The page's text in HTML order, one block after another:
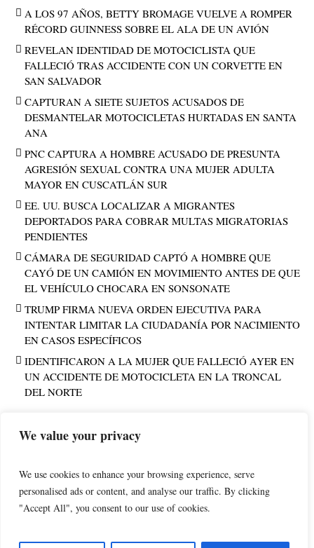
We value your privacy
We use cookies to enhance your browsing experience, serve
personalised ads or content, and analyse our traffic. By clicking
"Accept All", you consent to our use of cookies.
A LOS 97 AÑOS, BETTY BROMAGE VUELVE A ROMPER
RÉCORD GUINNESS SOBRE EL ALA DE UN AVIÓN
REVELAN IDENTIDAD DE MOTOCICLISTA QUE
FALLECIÓ TRAS ACCIDENTE CON UN CORVETTE EN
SAN SALVADOR
CAPTURAN A SIETE SUJETOS ACUSADOS DE
DESMANTELAR MOTOCICLETAS HURTADAS EN SANTA
ANA
PNC CAPTURA A HOMBRE ACUSADO DE PRESUNTA
AGRESIÓN SEXUAL CONTRA UNA MUJER ADULTA
MAYOR EN CUSCATLÁN SUR
EE. UU. BUSCA LOCALIZAR A MIGRANTES
DEPORTADOS PARA COBRAR MULTAS MIGRATORIAS
PENDIENTES
CÁMARA DE SEGURIDAD CAPTÓ A HOMBRE QUE
CAYÓ DE UN CAMIÓN EN MOVIMIENTO ANTES DE QUE
EL VEHÍCULO CHOCARA EN SONSONATE
TRUMP FIRMA NUEVA ORDEN EJECUTIVA PARA
INTENTAR LIMITAR LA CIUDADANÍA POR NACIMIENTO
EN CASOS ESPECÍFICOS
IDENTIFICARON A LA MUJER QUE FALLECIÓ AYER EN
UN ACCIDENTE DE MOTOCICLETA EN LA TRONCAL
DEL NORTE
PUBLICIDAD